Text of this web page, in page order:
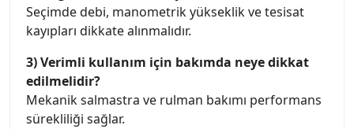
Seçimde debi, manometrik yükseklik ve tesisat
kayıpları dikkate alınmalıdır.
3) Verimli kullanım için bakımda neye dikkat
edilmelidir?
Mekanik salmastra ve rulman bakımı performans
sürekliliği sağlar.